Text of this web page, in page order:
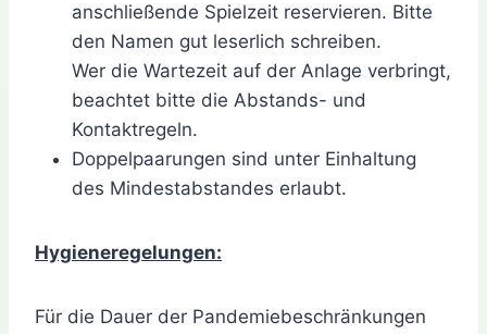
anschließende Spielzeit reservieren. Bitte
den Namen gut leserlich schreiben.
Wer die Wartezeit auf der Anlage verbringt,
beachtet bitte die Abstands- und
Kontaktregeln.
Doppelpaarungen sind unter Einhaltung
des Mindestabstandes erlaubt.
Hygieneregelungen:
Für die Dauer der Pandemiebeschränkungen